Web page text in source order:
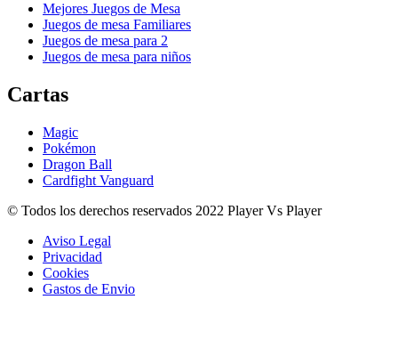
Mejores Juegos de Mesa
Juegos de mesa Familiares
Juegos de mesa para 2
Juegos de mesa para niños
Cartas
Magic
Pokémon
Dragon Ball
Cardfight Vanguard
© Todos los derechos reservados 2022 Player Vs Player
Aviso Legal
Privacidad
Cookies
Gastos de Envio